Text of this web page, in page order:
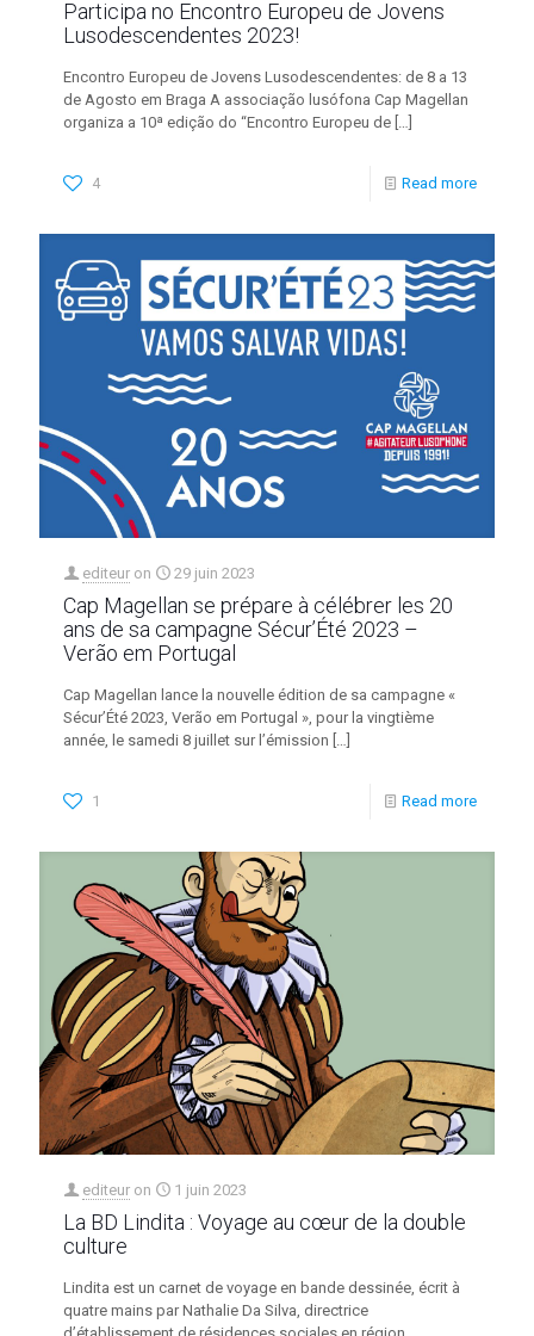
Participa no Encontro Europeu de Jovens
Lusodescendentes 2023!
Encontro Europeu de Jovens Lusodescendentes: de 8 a 13
de Agosto em Braga A associação lusófona Cap Magellan
organiza a 10ª edição do “Encontro Europeu de
4 Read more
editeur on 29 juin 2023
Cap Magellan se prépare à célébrer les 20
ans de sa campagne Sécur’Été 2023 –
Verão em Portugal
Cap Magellan lance la nouvelle édition de sa campagne «
Sécur’Été 2023, Verão em Portugal », pour la vingtième
année, le samedi 8 juillet sur l’émission […]
1 Read more
editeur on 1 juin 2023
La BD Lindita : Voyage au cœur de la double
culture
Lindita est un carnet de voyage en bande dessinée, écrit à
quatre mains par Nathalie Da Silva, directrice